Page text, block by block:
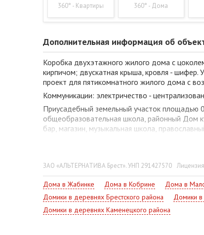
360° - Квартиры 360° - Дома
Дополнительная информация об
Коробка двухэтажного жилого дома с
кирпичом; двускатная крыша, кровля -
проект для пятикомнатного жилого дома с
Коммуникации: электричество -
Приусадебный земельный участок площадью
общеобразовательная школа, районный Дом
бар, магазин, музыкальная школа,
ЗАО «АЛЬТЕРНАТИВА Брест». УНП 291427570
Дома в Жабинке Дома в Кобрине Дома в
Домики в деревнях Брестского района
Домики в
Домики в деревнях Каменецкого района